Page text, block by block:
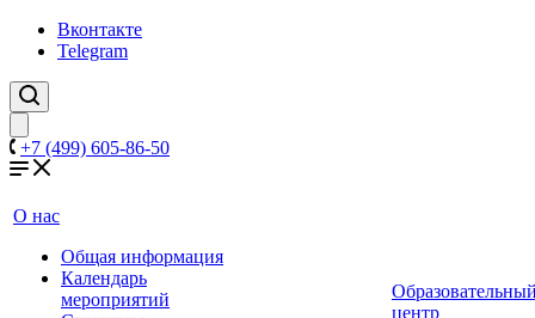
Вконтакте
Telegram
+7 (499) 605-86-50
О нас
Общая информация
Календарь
мероприятий
центр